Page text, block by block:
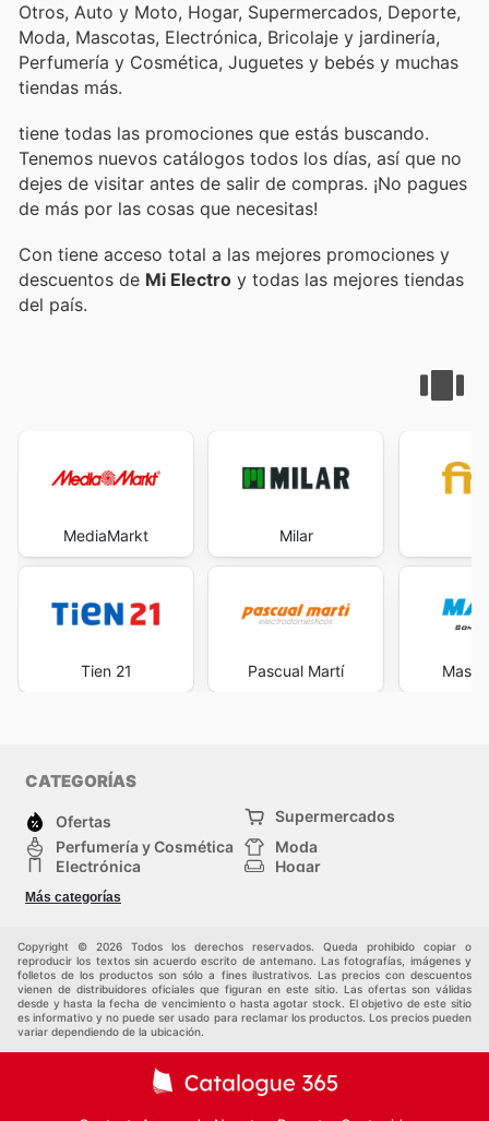
Otros, Auto y Moto, Hogar, Supermercados, Deporte,
Moda, Mascotas, Electrónica, Bricolaje y jardinería,
Perfumería y Cosmética, Juguetes y bebés y muchas
tiendas más.
tiene todas las promociones que estás buscando.
Tenemos nuevos catálogos todos los días, así que no
dejes de visitar antes de salir de compras. ¡No pagues
de más por las cosas que necesitas!
Con tiene acceso total a las mejores promociones y
descuentos de Mi Electro y todas las mejores tiendas
del país.
MediaMarkt
Tien 21
Milar
Pascual Martí
CATEGORÍAS
Ofertas
Supermercados
Perfumería y Cosmética
Moda
Electrónica
Hogar
Deporte
Juguetes y bebés
Más categorías
Copyright © 2026 Todos los derechos reservados. Queda prohibido copiar o
reproducir los textos sin acuerdo escrito de antemano. Las fotografías, imágenes y
folletos de los productos son sólo a fines ilustrativos. Las precios con descuentos
vienen de distribuidores oficiales que figuran en este sitio. Las ofertas son válidas
desde y hasta la fecha de vencimiento o hasta agotar stock. El objetivo de este sitio
es informativo y no puede ser usado para reclamar los productos. Los precios pueden
variar dependiendo de la ubicación.